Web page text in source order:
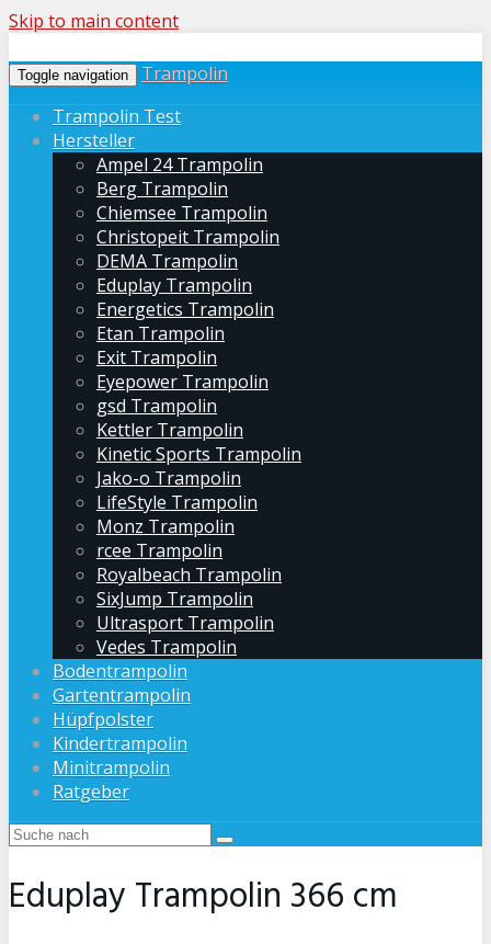
Skip to main content
Toggle navigation
Trampolin
Trampolin Test
Hersteller
Ampel 24 Trampolin
Berg Trampolin
Chiemsee Trampolin
Christopeit Trampolin
DEMA Trampolin
Eduplay Trampolin
Energetics Trampolin
Etan Trampolin
Exit Trampolin
Eyepower Trampolin
gsd Trampolin
Kettler Trampolin
Kinetic Sports Trampolin
Jako-o Trampolin
LifeStyle Trampolin
Monz Trampolin
rcee Trampolin
Royalbeach Trampolin
SixJump Trampolin
Ultrasport Trampolin
Vedes Trampolin
Bodentrampolin
Gartentrampolin
Hüpfpolster
Kindertrampolin
Minitrampolin
Ratgeber
Eduplay Trampolin 366 cm